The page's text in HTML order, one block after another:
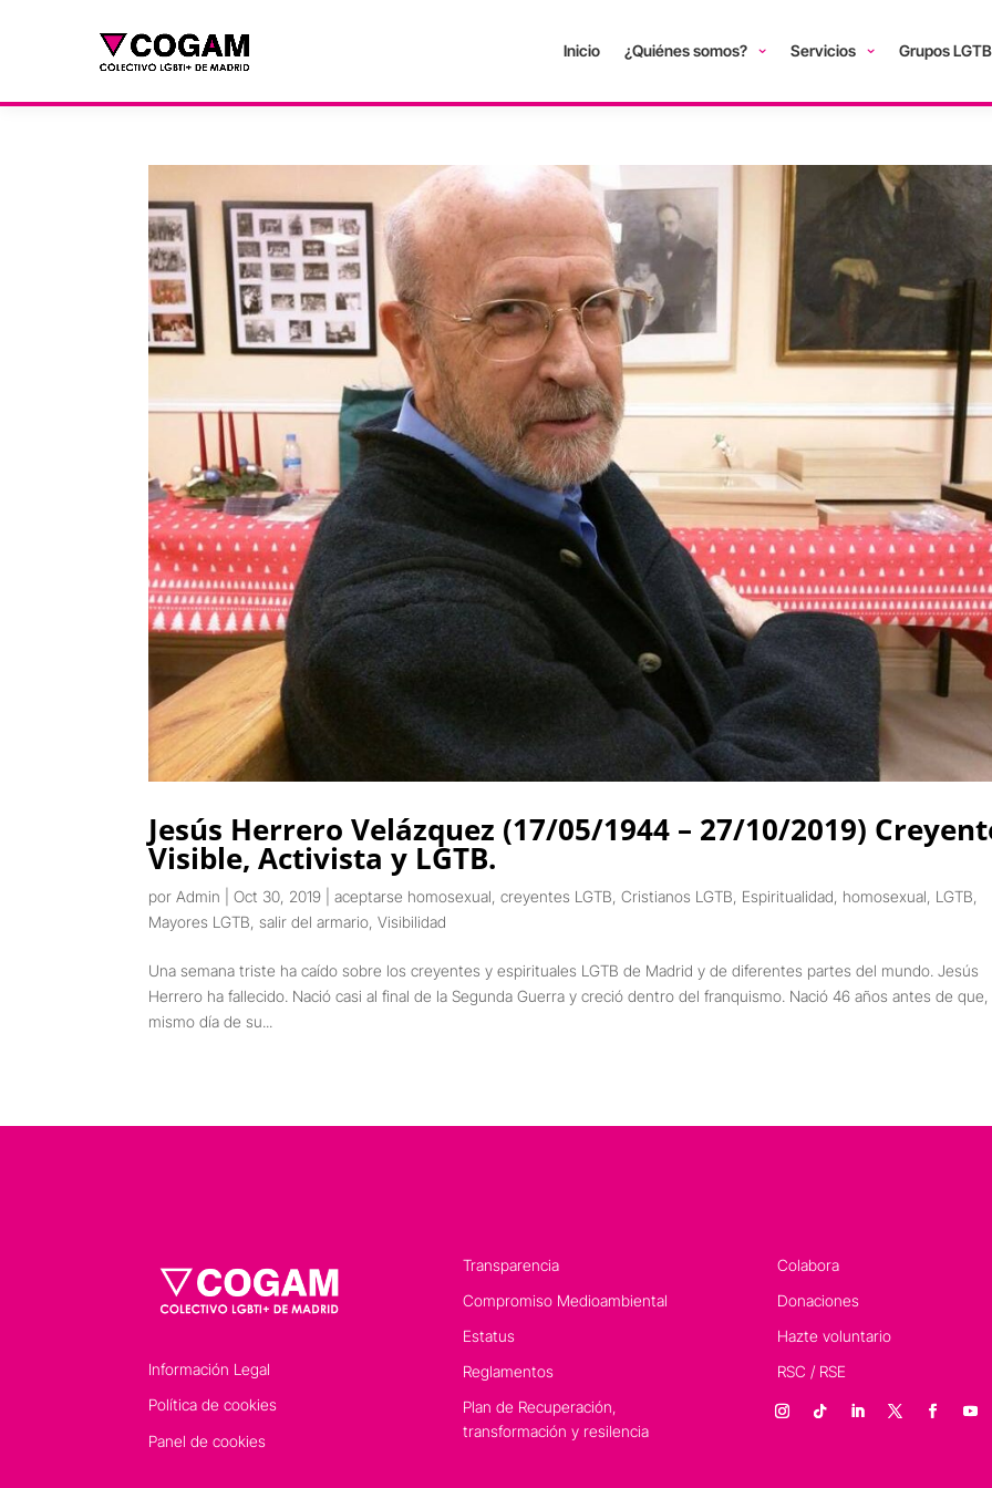
Inicio ¿Quiénes somos? Servicios Grupos
Jesús Herrero Velázquez (17/05/1944 – 27/10/2019)
Visible, Activista y LGTB.
porAdmin |Oct 30, 2019 |aceptarse homosexual ,creyentes LGTB ,Cristianos LGTB Espiritualidad homosexual LGTB
Mayores LGTB ,salir del armario ,Visibilidad
Una semana triste ha caído sobre los creyentes y espirituales LGTB de Madrid y de diferentes partes del mundo. Jesús
Herrero ha fallecido. Nació casi al final de la Segunda Guerra y creció dentro del franquismo. Nació 46 años antes de
mismo día de su...
Información Legal
Política de cookies
Panel de cookies
Transparencia
Compromiso Medioambiental
Estatus
Reglamentos
Plan de Recuperación,
transformación y resilencia
Colabora
Donaciones
Hazte voluntario
RSC / RSE